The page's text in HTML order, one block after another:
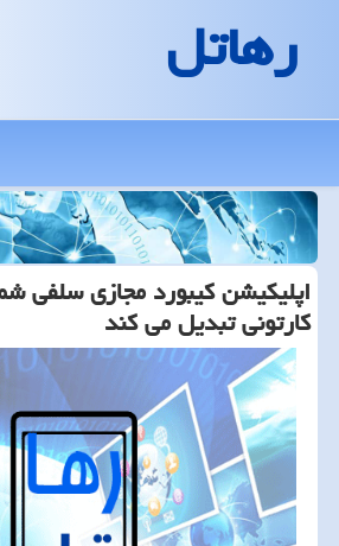
رهاتل
اپلیكیشن كیبورد مجازی سلفی
كارتونی تبدیل می كند